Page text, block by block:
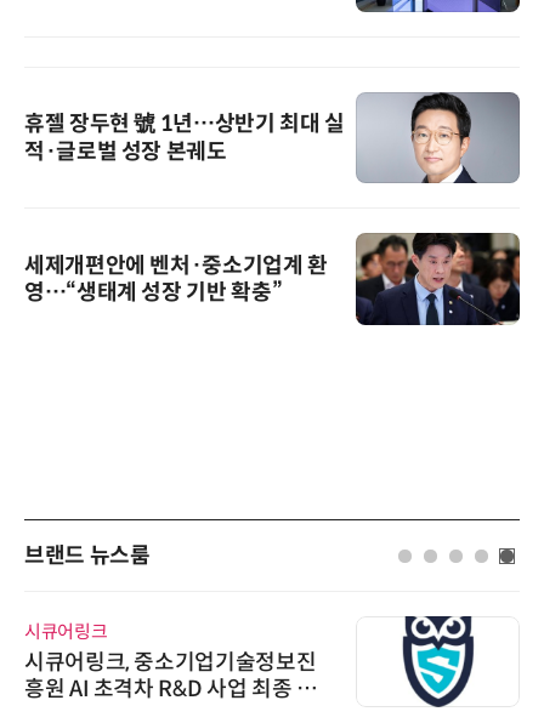
휴젤 장두현 號 1년…상반기 최대 실
적·글로벌 성장 본궤도
세제개편안에 벤처·중소기업계 환
영…“생태계 성장 기반 확충”
브랜드 뉴스룸
시큐어링크
시큐어링크, 중소기업기술정보진
흥원 AI 초격차 R&D 사업 최종 선